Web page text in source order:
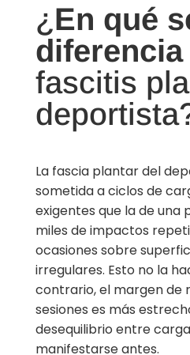
¿ En qué
diferencia
fascitis
La fascia plantar del
sometida a ciclos de
exigentes que la de una
miles de impactos
ocasiones sobre
irregulares. Esto no la
contrario, el margen de
sesiones es más
desequilibrio entre
manifestarse antes.